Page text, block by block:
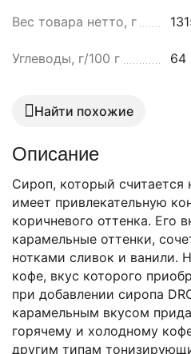
Вес товара нетто, г
Углеводы, г/100 г 64
Найти похожие
Описание
Сироп, который считается
имеет привлекательную
коричневого оттенка. Его
карамельные оттенки,
нотками сливок и ванили.
кофе, вкус которого
при добавлении сиропа
карамельным вкусом
горячему и холодному
другим типам